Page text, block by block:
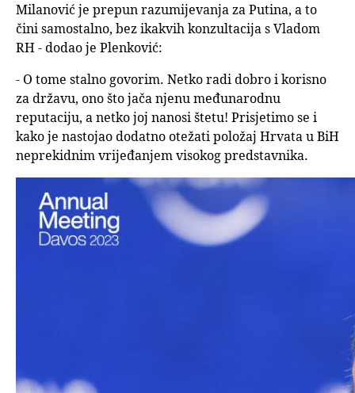
Milanović je prepun razumijevanja za Putina, a to
čini samostalno, bez ikakvih konzultacija s Vladom
RH - dodao je Plenković:
- O tome stalno govorim. Netko radi dobro i korisno
za državu, ono što jača njenu međunarodnu
reputaciju, a netko joj nanosi štetu! Prisjetimo se i
kako je nastojao dodatno otežati položaj Hrvata u BiH
neprekidnim vrijeđanjem visokog predstavnika.